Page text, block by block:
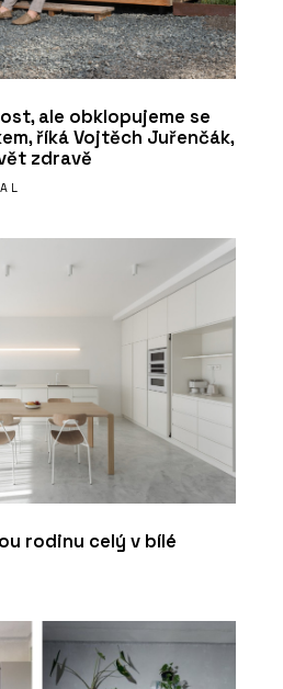
ale obklopujeme se
říká Vojtěch Juřenčák,
zdravě
rodinu celý v bílé